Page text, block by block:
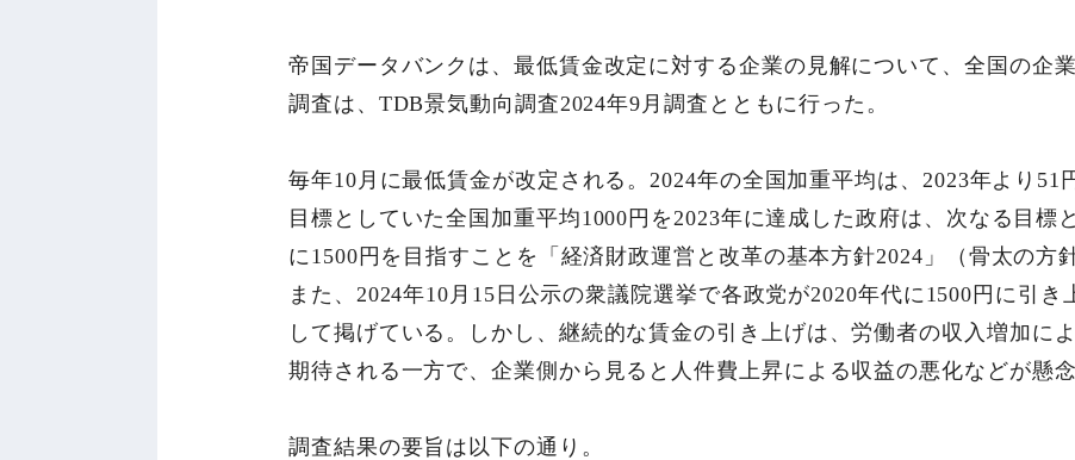
帝国データバンクは、最低賃金改定に対する企業の見解について、全国の企
調査は、TDB景気動向調査2024年9月調査とともに行った。
毎年10月に最低賃金が改定される。2024年の全国加重平均は、2023年より51
目標としていた全国加重平均1000円を2023年に達成した政府は、次なる目標
に1500円を目指すことを「経済財政運営と改革の基本方針2024」（骨太の方
また、2024年10月15日公示の衆議院選挙で各政党が2020年代に1500円に引き
して掲げている。しかし、継続的な賃金の引き上げは、労働者の収入増加に
期待される一方で、企業側から見ると人件費上昇による収益の悪化などが懸念
調査結果の要旨は以下の通り。